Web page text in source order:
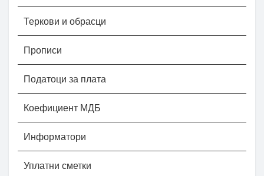
Теркови и обрасци
Прописи
Податоци за плата
Коефициент МДБ
Информатори
Уплатни сметки